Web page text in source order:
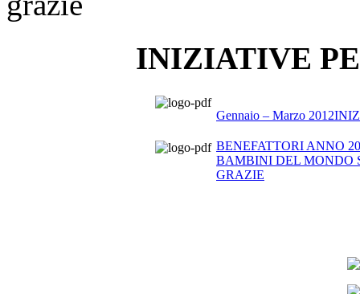
INIZIATIVE
Gennaio – Marzo
BENEFATTORI ANNO
BAMBINI DEL MONDO
GRAZIE